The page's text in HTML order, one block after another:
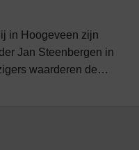
in Hoogeveen zijn
Jan Steenbergen in
waarderen de…